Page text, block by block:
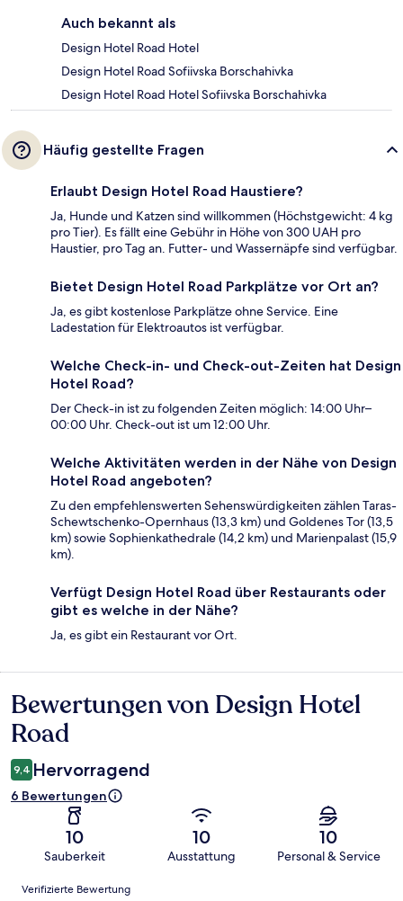
Auch bekannt als
Design Hotel Road Hotel
Design Hotel Road Sofiivska Borschahivka
Design Hotel Road Hotel Sofiivska Borschahivka
Häufig gestellte Fragen
Erlaubt Design Hotel Road Haustiere?
Ja, Hunde und Katzen sind willkommen (Höchstgewicht: 4 kg
pro Tier). Es fällt eine Gebühr in Höhe von 300 UAH pro
Haustier, pro Tag an. Futter- und Wassernäpfe sind verfügbar.
Bietet Design Hotel Road Parkplätze vor Ort an?
Ja, es gibt kostenlose Parkplätze ohne Service. Eine
Ladestation für Elektroautos ist verfügbar.
Welche Check-in- und Check-out-Zeiten hat Design
Hotel Road?
Der Check-in ist zu folgenden Zeiten möglich: 14:00 Uhr–
00:00 Uhr. Check-out ist um 12:00 Uhr.
Welche Aktivitäten werden in der Nähe von Design
Hotel Road angeboten?
Zu den empfehlenswerten Sehenswürdigkeiten zählen Taras-
Schewtschenko-Opernhaus (13,3 km) und Goldenes Tor (13,5
km) sowie Sophienkathedrale (14,2 km) und Marienpalast (15,9
km).
Verfügt Design Hotel Road über Restaurants oder
gibt es welche in der Nähe?
Ja, es gibt ein Restaurant vor Ort.
Bewertungen
Bewertungen von Design Hotel
Road
9,4 Hervorragend
6 Bewertungen
10
Sauberkeit
10
Ausstattung
10
Personal & Service
Bewertungen
Verifizierte Bewertung